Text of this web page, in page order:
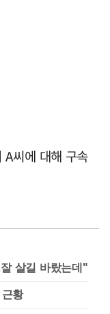
A씨에 대해 구속
살길 바랐는데"
황